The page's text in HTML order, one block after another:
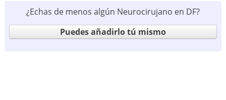
¿Echas de menos algún Neurocirujano en DF?
Puedes añadirlo tú mismo